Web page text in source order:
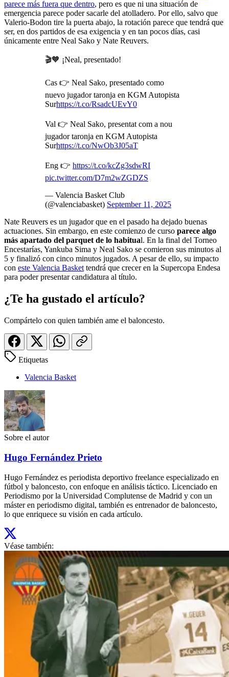
parece más fuera que dentro, pero es que ni una situación de
emergencia parece poder sacarle del atolladero. Por ello, salvo que
Valerio-Bodon tire la puerta abajo, la rotación parece que tendrá que
ser, en dos partidos de esa exigencia y en tan pocos días, casi
únicamente entre Neal Sako y Nate Reuvers.
🎬🧡 ¡Neal, presentado!
Cas 👉 Neal Sako, presentado como
nuevo jugador taronja en KGM Autopista
Surhttps://t.co/RsadcUEvY0
Val 👉 Neal Sako, presentat com a nou
jugador taronja en KGM Autopista
Surhttps://t.co/NwOb3J05aT
Eng 👉 https://t.co/kcZg3sdwRI
pic.twitter.com/D7m2wZGDZS
— Valencia Basket Club
(@valenciabasket) September 11, 2025
Nate Reuvers es un jugador que en el pasado ha dejado buenas
actuaciones. Sin embargo, en este comienzo de curso parece algo
más apartado del parquet de lo habitual. En la final del Torneo
Encestarías, Yankuba Sima y Neal Sako se comieron sus minutos al
5 y finalizó con cinco minutos jugados. A pesar de ello, su impacto
con este Valencia Baskettendrá que crecer en la Supercopa Endesa
para poder presentar candidatura al título.
¿Te ha gustado el artículo?
Compártelo con quien también ame el baloncesto.
Etiquetas
Valencia Basket
Sobre el autor
Hugo Fernández Prieto
Hugo Fernández es periodista deportivo freelance especializado en
fútbol y baloncesto, con enfoque en análisis táctico. Licenciado en
Periodismo por la Universidad Complutense de Madrid y con un
máster en periodismo digital, también es entrenador de baloncesto,
lo que enriquece su visión en cada artículo.
Véase también: